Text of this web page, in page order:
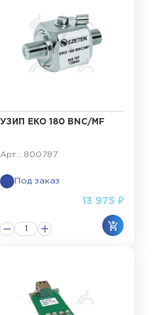
УЗИП EKO 180 BNC/MF
Арт.: 800787
Под заказ
13 975 ₽